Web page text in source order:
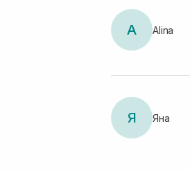
A Alina
Я Яна